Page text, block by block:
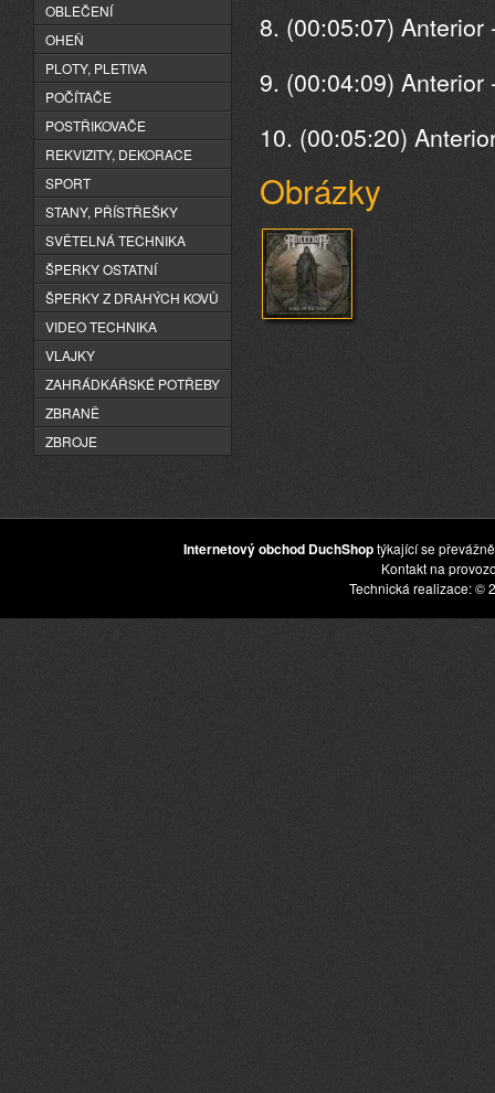
8. (00:05:07)
9. (00:04:09) Anterior
10. (00:05:20)
Obrázky
OBLEČENÍ
OHEŇ
PLOTY, PLETIVA
POČÍTAČE
POSTŘIKOVAČE
REKVIZITY, DEKORACE
SPORT
STANY, PŘÍSTŘEŠKY
SVĚTELNÁ TECHNIKA
ŠPERKY OSTATNÍ
ŠPERKY Z DRAHÝCH KOVŮ
VIDEO TECHNIKA
VLAJKY
ZAHRÁDKÁŘSKÉ POTŘEBY
ZBRANĚ
ZBROJE
Internetový obchod DuchShoptýkající se
Kontakt na
Technická realizace: ©